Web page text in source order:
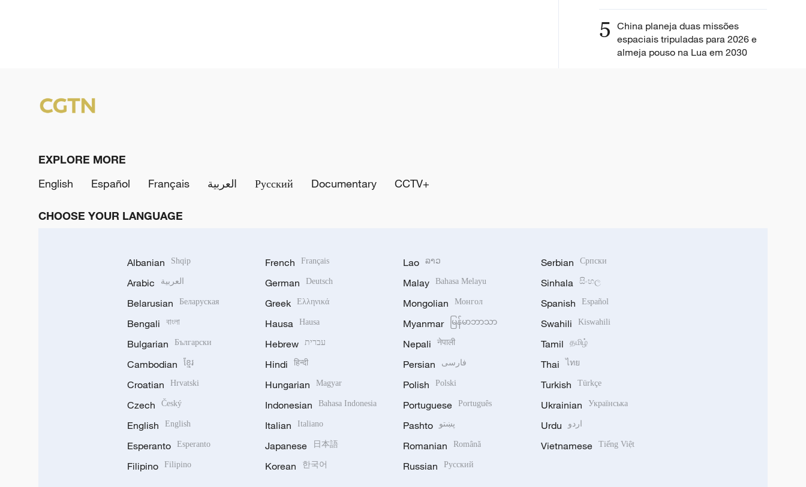
5 China planeja duas missões
espaciais tripuladas para 2026 e
almeja pouso na Lua em 2030
EXPLORE MORE
English
Español Français العربية Русский Documentary CCTV+
CHOOSE YOUR LANGUAGE
Albanian Shqip
Arabic العربية
Belarusian Беларуская
Bengali বাংলা
Bulgarian Български
Cambodian ខ្មែរ
Croatian Hrvatski
Czech Český
English English
Esperanto Esperanto
Filipino Filipino
French Français
German Deutsch
Greek Ελληνικά
Hausa Hausa
Hebrew עברית
Hindi हिन्दी
Hungarian Magyar
Indonesian Bahasa Indonesia
Italian Italiano
Japanese 日本語
Korean 한국어
Lao ລາວ
Malay Bahasa Melayu
Mongolian Монгол
Myanmar မြန်မာဘာသာ
Nepali नेपाली
Persian فارسی
Polish Polski
Portuguese Português
Pashto پښتو
Romanian Română
Russian Русский
Serbian Српски
Sinhala සිංහල
Spanish Español
Swahili Kiswahili
Tamil தமிழ்
Thai ไทย
Turkish Türkçe
Ukrainian Українська
Urdu اردو
Vietnamese Tiếng Việt